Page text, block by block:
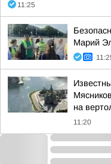
11:25
Марий
на
11:20